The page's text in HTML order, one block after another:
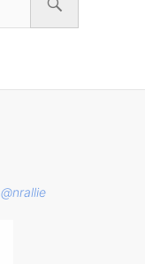
索…
@nrallie